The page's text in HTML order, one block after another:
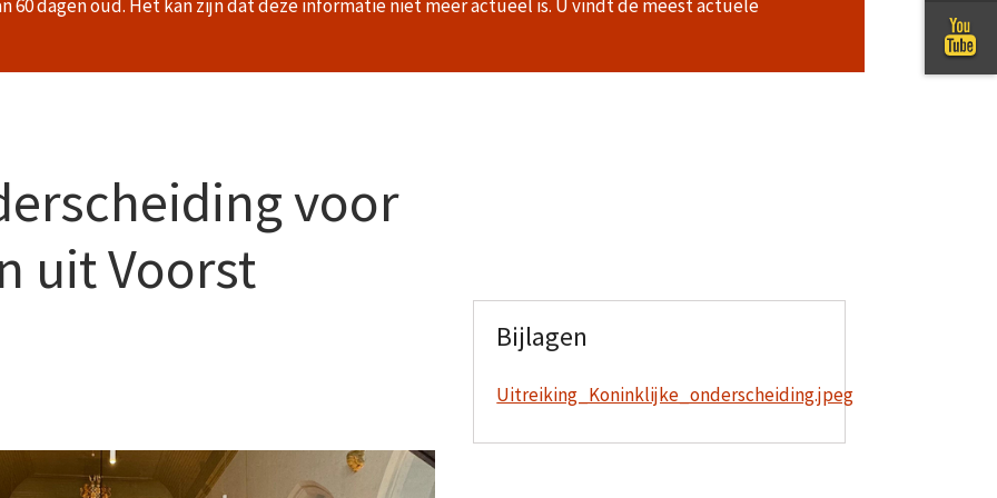
60 dagen oud. Het kan zijn dat deze informatie niet meer actueel is. U vindt de meest actuele
voor
uit Voorst
Bijlagen
Uitreiking_Koninklijke_onderscheiding.jpeg